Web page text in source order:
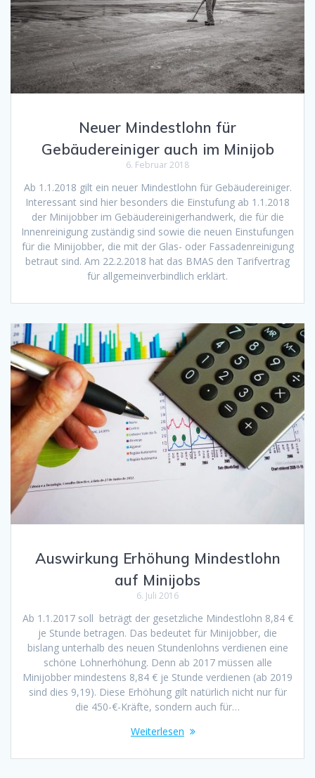
Neuer Mindestlohn für
Gebäudereiniger auch im Minijob
6. Februar 2018
Ab 1.1.2018 gilt ein neuer Mindestlohn für Gebäudereiniger.
Interessant sind hier besonders die Einstufung ab 1.1.2018
der Minijobber im Gebäudereinigerhandwerk, die für die
Innenreinigung zuständig sind sowie die neuen Einstufungen
für die Minijobber, die mit der Glas- oder Fassadenreinigung
betraut sind. Am 22.2.2018 hat das BMAS den Tarifvertrag
für allgemeinverbindlich erklärt.
Auswirkung Erhöhung Mindestlohn
auf Minijobs
6. Juli 2016
Ab 1.1.2017 soll beträgt der gesetzliche Mindestlohn 8,84 €
je Stunde betragen. Das bedeutet für Minijobber, die
bislang unterhalb des neuen Stundenlohns verdienen eine
schöne Lohnerhöhung. Denn ab 2017 müssen alle
Minijobber mindestens 8,84 € je Stunde verdienen (ab 2019
sind dies 9,19). Diese Erhöhung gilt natürlich nicht nur für
die 450-€-Kräfte, sondern auch für…
Weiterlesen